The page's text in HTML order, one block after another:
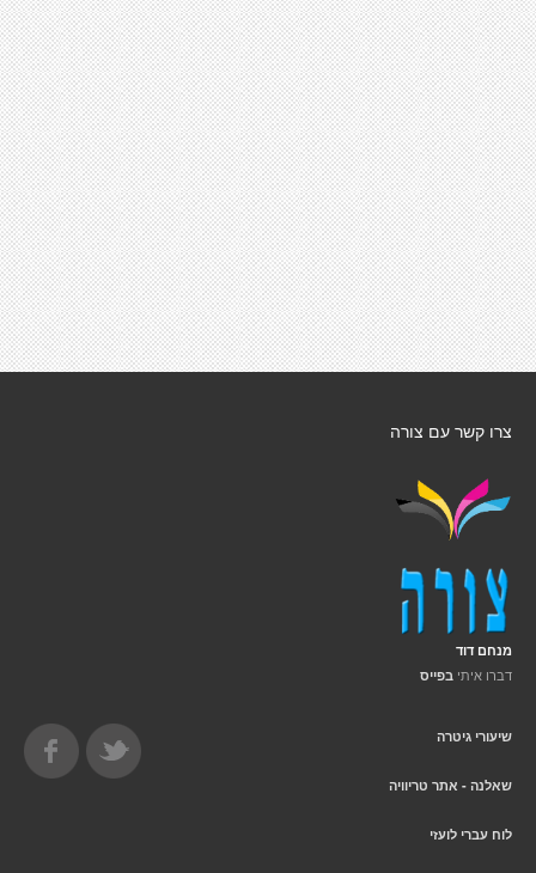
צרו קשר עם צורה
מנחם דוד
דברו איתי בפייס
שיעורי גיטרה
שאלנה - אתר טריוויה
לוח עברי לועזי